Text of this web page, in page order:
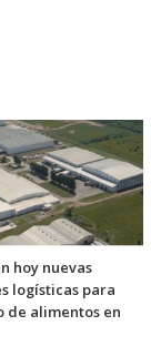
hoy nuevas
logísticas para
de alimentos en